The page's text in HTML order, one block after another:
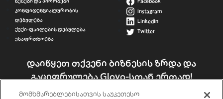
კონფიდენციალურობის
დებულება
ქუქი-ფაილების დებულება
უსაფრთხოება
Instagram
LinkedIn
Twitter
დაიწყეთ თქვენი ბიზნესის ზრდა და
გაციფრულება Glovo-სთან ერთად!
მომხმარებლებისათვის საუკეთესო